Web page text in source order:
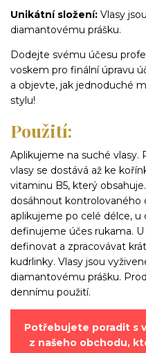
Unikátní složení: Vlasy
diamantovému prášku.
Dodejte svému účesu
voskem pro finální úpravu
a objevte, jak jednoduché
stylu!
Použití:
Aplikujeme na suché vlasy.
vlasy se dostává až ke
vitaminu B5, který
dosáhnout kontrolovaného
aplikujeme po celé délce, u
definujeme účes rukama.
definovat a zpracovávat
kudrlinky. Vlasy jsou
diamantovému prášku.
dennímu použití.
Potřebujete poradit s
z našeho obchodu,